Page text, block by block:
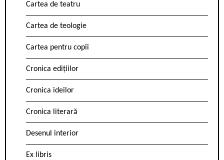
Cartea de teatru
Cartea de teologie
Cartea pentru copii
Cronica edițiilor
Cronica ideilor
Cronica literară
Desenul interior
Ex libris